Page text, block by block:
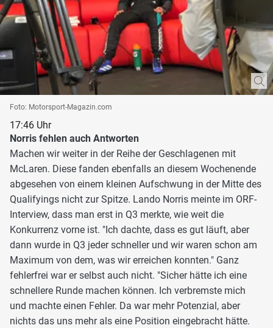
Foto: Motorsport-Magazin.com
17:46 Uhr
Norris fehlen auch Antworten
Machen wir weiter in der Reihe der Geschlagenen mit
McLaren. Diese fanden ebenfalls an diesem Wochenende
abgesehen von einem kleinen Aufschwung in der Mitte des
Qualifyings nicht zur Spitze. Lando Norris meinte im ORF-
Interview, dass man erst in Q3 merkte, wie weit die
Konkurrenz vorne ist. "Ich dachte, dass es gut läuft, aber
dann wurde in Q3 jeder schneller und wir waren schon am
Maximum von dem, was wir erreichen konnten." Ganz
fehlerfrei war er selbst auch nicht. "Sicher hätte ich eine
schnellere Runde machen können. Ich verbremste mich
und machte einen Fehler. Da war mehr Potenzial, aber
nichts das uns mehr als eine Position eingebracht hätte.